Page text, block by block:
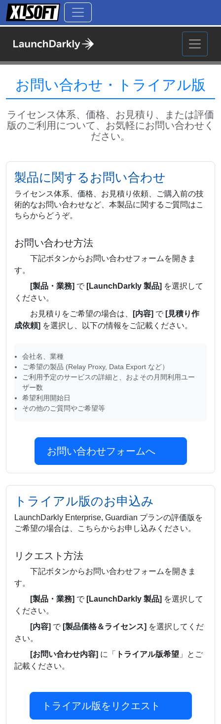
お問い合わせ・トライアル版
ライセンス体系、価格、お見積り、または評価
版のご利用について、お気軽にお問い合わせく
ださい。
製品に関するお問い合わせ
ライセンス体系、価格、お見積り依頼、ご購入前の技
術的なお問い合わせなど、本製品に関するご質問はこ
ちらからどうぞ。
お問い合わせ方法
下記ボタンからお問い合わせフォームを開きま
す。
[製品・業務] で [LaunchDarkly 製品] を選択して
ください。
お見積りをご希望の場合は、
[内容] で [見積り作
成依頼] を選択し、以下の情報をご記載ください。
会社名、業種
ご希望の製品 (Relay Proxy, Data Export など）
ご利用予定のサービスの詳細と、およその月間利用ユー
ザー数
希望利用開始日
その他のご質問やご希望等
お問い合わせフォームへ
トライアル版のお申込み
LaunchDarkly Enterprise, Guardian プランの評価版を
ご希望の場合は、こちらからお申し込みください。
リクエスト方法
下記ボタンからお問い合わせフォームを開きま
す。
[製品・業務] で [LaunchDarkly 製品] を選択して
ください。
[内容] で [製品価格＆ライセンス] を選択してくだ
さい。
[お問い合わせ内容] に「 トライアル版希望 」とご
記載ください。
トライアル版をリクエスト